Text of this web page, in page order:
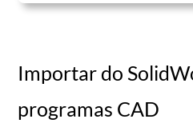
Importar do
programas CAD